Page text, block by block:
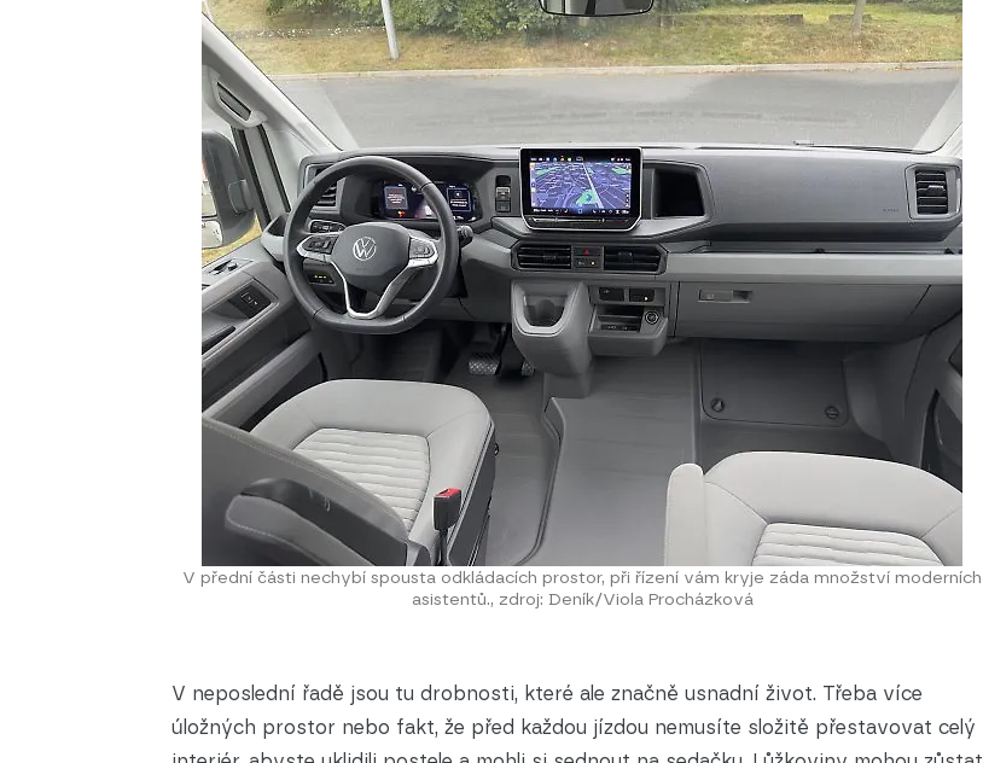
V přední části nechybí spousta odkládacích prostor, při řízení vám kryje záda množství moderních
asistentů., zdroj: Deník/Viola Procházková
V neposlední řadě jsou tu drobnosti, které ale značně usnadní život. Třeba více
úložných prostor nebo fakt, že před každou jízdou nemusíte složitě přestavovat celý